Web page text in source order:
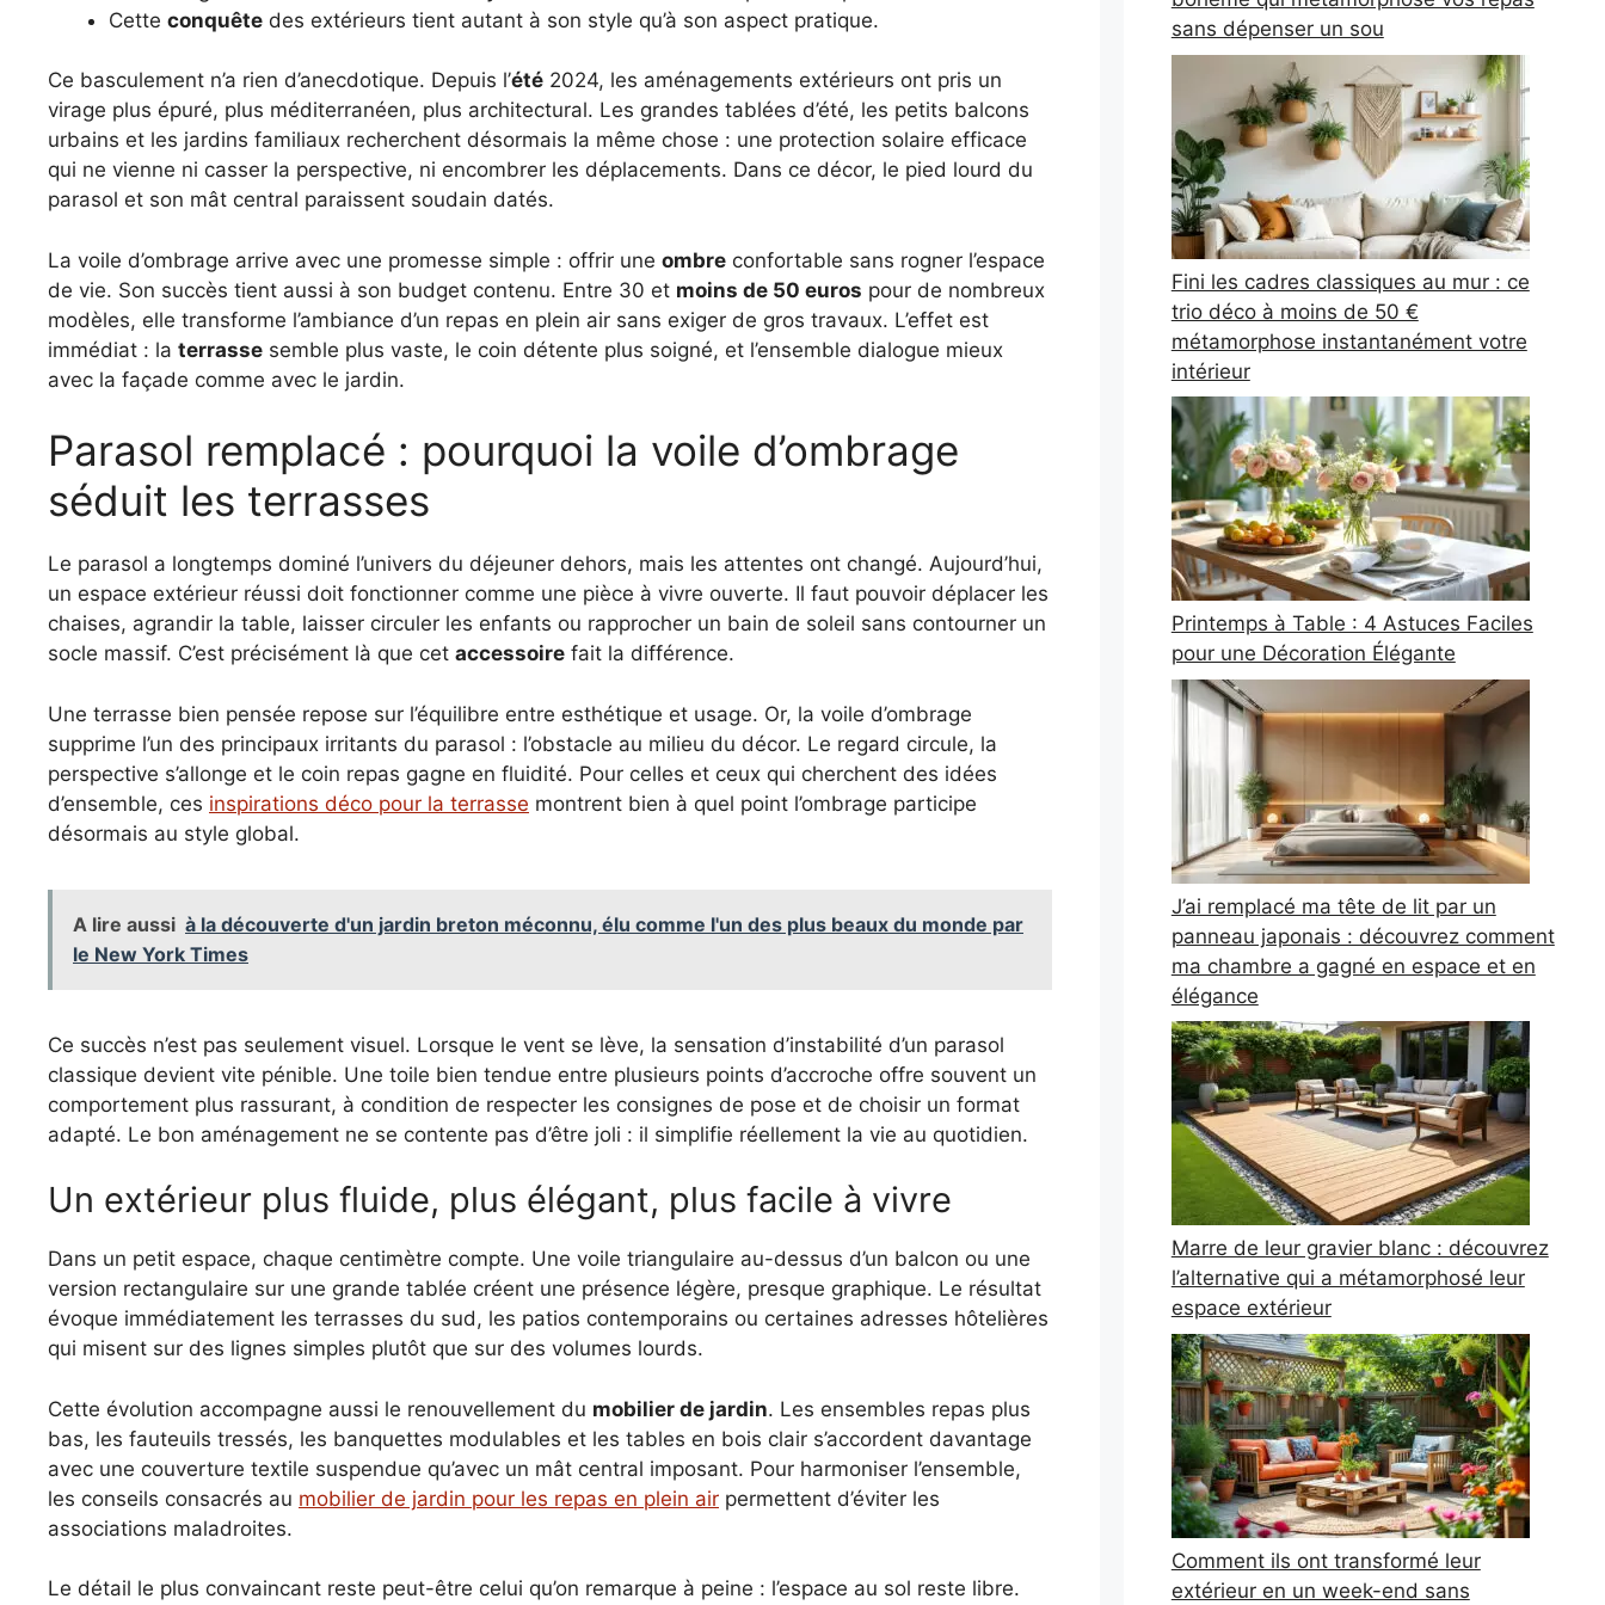
Cette conquête des extérieurs tient autant à son style qu’à son aspect pratique.
Ce basculement n’a rien d’anecdotique. Depuis l’été 2024, les aménagements extérieurs ont pris un
virage plus épuré, plus méditerranéen, plus architectural. Les grandes tablées d’été, les petits balcons
urbains et les jardins familiaux recherchent désormais la même chose : une protection solaire efficace
qui ne vienne ni casser la perspective, ni encombrer les déplacements. Dans ce décor, le pied lourd du
parasol et son mât central paraissent soudain datés.
La voile d’ombrage arrive avec une promesse simple : offrir une ombre confortable sans rogner l’espace
de vie. Son succès tient aussi à son budget contenu. Entre 30 et moins de 50 euros pour de nombreux
modèles, elle transforme l’ambiance d’un repas en plein air sans exiger de gros travaux. L’effet est
immédiat : la terrasse semble plus vaste, le coin détente plus soigné, et l’ensemble dialogue mieux
avec la façade comme avec le jardin.
Parasol remplacé : pourquoi la voile d’ombrage
séduit les terrasses
Le parasol a longtemps dominé l’univers du déjeuner dehors, mais les attentes ont changé. Aujourd’hui,
un espace extérieur réussi doit fonctionner comme une pièce à vivre ouverte. Il faut pouvoir déplacer les
chaises, agrandir la table, laisser circuler les enfants ou rapprocher un bain de soleil sans contourner un
socle massif. C’est précisément là que cet accessoire fait la différence.
Une terrasse bien pensée repose sur l’équilibre entre esthétique et usage. Or, la voile d’ombrage
supprime l’un des principaux irritants du parasol : l’obstacle au milieu du décor. Le regard circule, la
perspective s’allonge et le coin repas gagne en fluidité. Pour celles et ceux qui cherchent des idées
d’ensemble, ces inspirations déco pour la terrasse montrent bien à quel point l’ombrage participe
désormais au style global.
A lire aussi à la découverte d'un jardin breton méconnu, élu comme l'un des plus beaux du monde par
le New York Times
Ce succès n’est pas seulement visuel. Lorsque le vent se lève, la sensation d’instabilité d’un parasol
classique devient vite pénible. Une toile bien tendue entre plusieurs points d’accroche offre souvent un
comportement plus rassurant, à condition de respecter les consignes de pose et de choisir un format
adapté. Le bon aménagement ne se contente pas d’être joli : il simplifie réellement la vie au quotidien.
Un extérieur plus fluide, plus élégant, plus facile à vivre
Dans un petit espace, chaque centimètre compte. Une voile triangulaire au-dessus d’un balcon ou une
version rectangulaire sur une grande tablée créent une présence légère, presque graphique. Le résultat
évoque immédiatement les terrasses du sud, les patios contemporains ou certaines adresses hôtelières
qui misent sur des lignes simples plutôt que sur des volumes lourds.
Cette évolution accompagne aussi le renouvellement du mobilier de jardin. Les ensembles repas plus
bas, les fauteuils tressés, les banquettes modulables et les tables en bois clair s’accordent davantage
avec une couverture textile suspendue qu’avec un mât central imposant. Pour harmoniser l’ensemble,
les conseils consacrés au mobilier de jardin pour les repas en plein air permettent d’éviter les
associations maladroites.
Le détail le plus convaincant reste peut-être celui qu’on remarque à peine : l’espace au sol reste libre.
sans dépenser un sou
Fini les cadres classiques au mur : ce
trio déco à moins de 50 €
métamorphose instantanément votre
intérieur
Printemps à Table : 4 Astuces Faciles
pour une Décoration Élégante
J’ai remplacé ma tête de lit par un
panneau japonais : découvrez comment
ma chambre a gagné en espace et en
élégance
Marre de leur gravier blanc : découvrez
l’alternative qui a métamorphosé leur
espace extérieur
Comment ils ont transformé leur
extérieur en un week-end sans